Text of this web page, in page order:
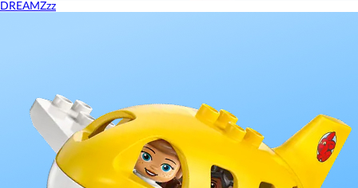
DREAMZzz